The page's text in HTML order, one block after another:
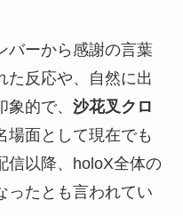
バーから感謝の言葉
た反応や、自然に出
的で、 沙花叉クロ
場面として現在でも
信以降、holoX全体の
ったとも言われてい